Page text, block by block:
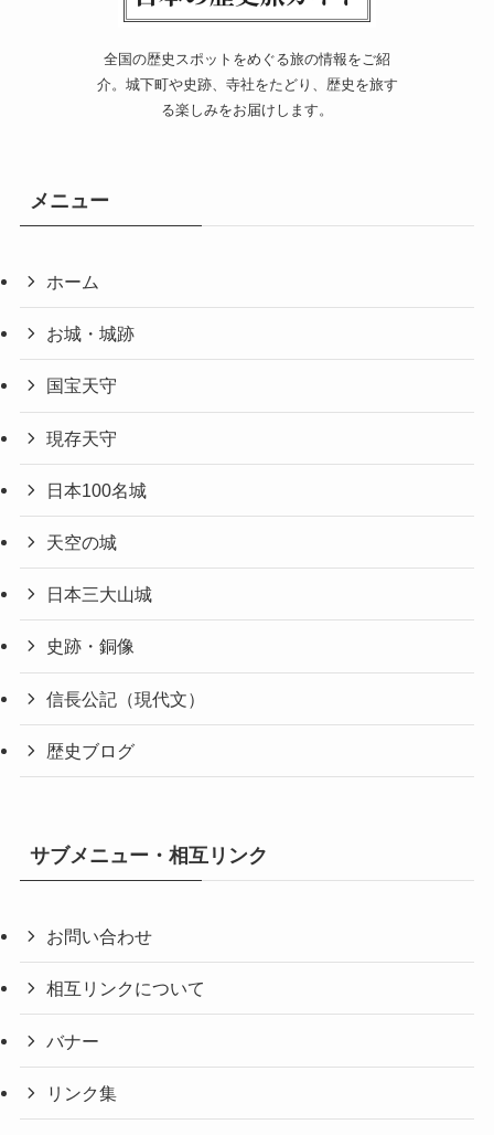
全国の歴史スポットをめぐる旅の情報をご紹
介。城下町や史跡、寺社をたどり、歴史を旅す
る楽しみをお届けします。
メニュー
ホーム
お城・城跡
国宝天守
現存天守
日本100名城
天空の城
日本三大山城
史跡・銅像
信長公記（現代文）
歴史ブログ
サブメニュー・相互リンク
お問い合わせ
相互リンクについて
バナー
リンク集